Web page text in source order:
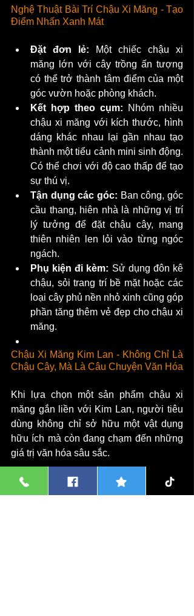
Nghệ Thuật Bài Trí Chậu Xi Măng - Tạo
Điểm Nhấn Xanh Mát
Đặt đơn lẻ: Một chiếc chậu xi
măng lớn với cây trồng ấn tượng
có thể trở thành tâm điểm của một
góc vườn hoặc phòng khách.
Kết hợp theo cụm: Nhóm nhiều
chậu xi măng với kích thước, hình
dáng khác nhau lại gần nhau tạo
thành một tiểu cảnh mini sinh động.
Có thể chơi với độ cao thấp để tạo
sự thú vị.
Tận dụng các góc: Ban công, góc
cầu thang, hiên nhà là những vị trí
lý tưởng để đặt chậu cây, mang
thiên nhiên len lỏi vào từng ngóc
ngách.
Phụ kiện đi kèm: Sử dụng đôn kê
chậu, sỏi trang trí bề mặt hoặc các
loại cây phủ nền nhỏ xinh cũng góp
phần tăng thêm vẻ đẹp cho chậu xi
măng.
Chậu Xi Măng Kim Lan - Không Chỉ Là
Chậu Cây, Mà Là Câu Chuyện Văn Hóa
Khi lựa chọn một sản phẩm chậu xi
măng gắn liền với Kim Lan, người tiêu
dùng không chỉ sở hữu một vật dụng
hữu ích mà còn đang chạm đến những
giá trị văn hóa sâu sắc.
Quy Trình Chế Tác Thủ Công Tỉ Mỉ